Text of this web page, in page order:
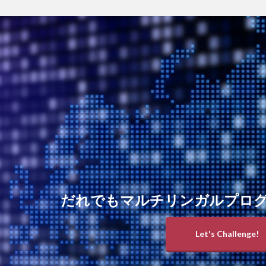
だれでもマルチリンガルプロ
Let's Challenge!